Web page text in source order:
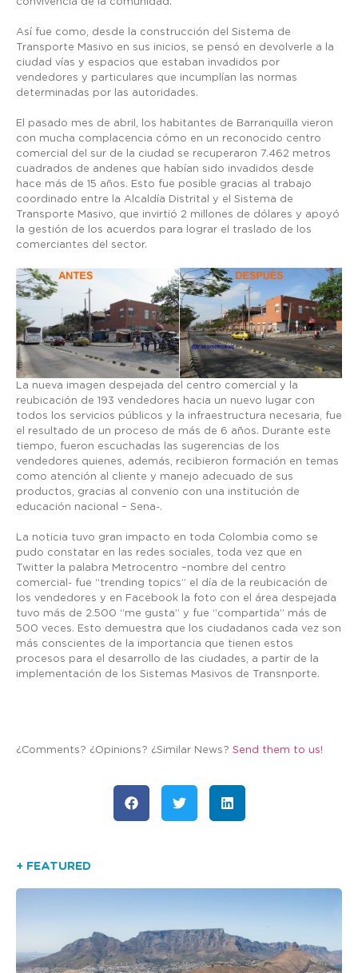
Así fue como, desde la construcción del Sistema de
Transporte Masivo en sus inicios, se pensó en devolverle a la
ciudad vías y espacios que estaban invadidos por
vendedores y particulares que incumplían las normas
determinadas por las autoridades.
El pasado mes de abril, los habitantes de Barranquilla vieron
con mucha complacencia cómo en un reconocido centro
comercial del sur de la ciudad se recuperaron 7.462 metros
cuadrados de andenes que habían sido invadidos desde
hace más de 15 años. Esto fue posible gracias al trabajo
coordinado entre la Alcaldía Distrital y el Sistema de
Transporte Masivo, que invirtió 2 millones de dólares y apoyó
la gestión de los acuerdos para lograr el traslado de los
comerciantes del sector.
La nueva imagen despejada del centro comercial y la
reubicación de 193 vendedores hacia un nuevo lugar con
todos los servicios públicos y la infraestructura necesaria, fue
el resultado de un proceso de más de 6 años. Durante este
tiempo, fueron escuchadas las sugerencias de los
vendedores quienes, además, recibieron formación en temas
como atención al cliente y manejo adecuado de sus
productos, gracias al convenio con una institución de
educación nacional – Sena-.
La noticia tuvo gran impacto en toda Colombia como se
pudo constatar en las redes sociales, toda vez que en
Twitter la palabra Metrocentro –nombre del centro
comercial- fue “trending topics” el día de la reubicación de
los vendedores y en Facebook la foto con el área despejada
tuvo más de 2.500 “me gusta” y fue “compartida” más de
500 veces. Esto demuestra que los ciudadanos cada vez son
más conscientes de la importancia que tienen estos
procesos para el desarrollo de las ciudades, a partir de la
implementación de los Sistemas Masivos de Transnporte.
¿Comments? ¿Opinions? ¿Similar News? Send them to us!
+ FEATURED